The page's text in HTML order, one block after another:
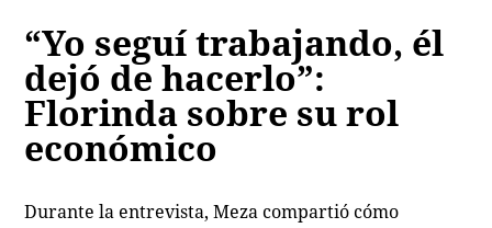
“Yo seguí trabajando, él
dejó de hacerlo”:
Florinda sobre su rol
económico
Durante la entrevista, Meza compartió cómo